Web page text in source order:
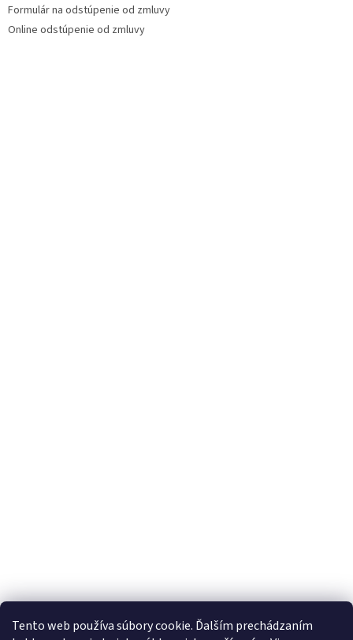
Tento web používa súbory cookie. Ďalším prechádzaním
Formulár na odstúpenie od zmluvy
Online odstúpenie od zmluvy